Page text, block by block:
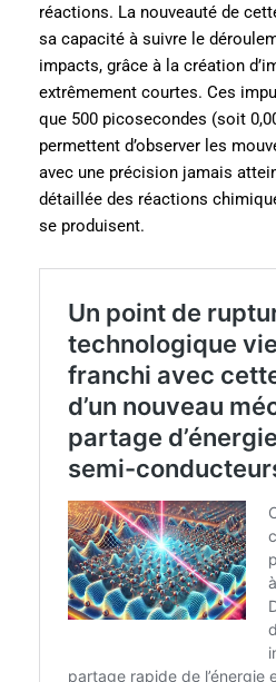
réactions. La nouveauté de
sa capacité à suivre le
impacts, grâce à la création
extrêmement courtes. Ces
que 500 picosecondes (soit
permettent d’observer les
avec une précision jamais
détaillée des réactions
se produisent.